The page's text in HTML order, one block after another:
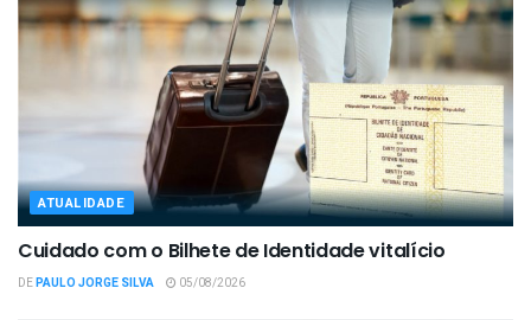
ATUALIDADE
Cuidado com o Bilhete de Identidade vitalício
DEPAULO JORGE SILVA 05/08/2026